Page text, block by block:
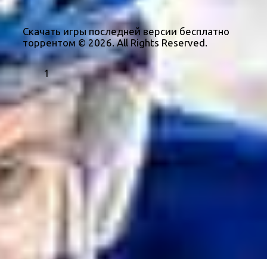
Скачать игры последней версии бесплатно
торрентом © 2026. All Rights Reserved.
1